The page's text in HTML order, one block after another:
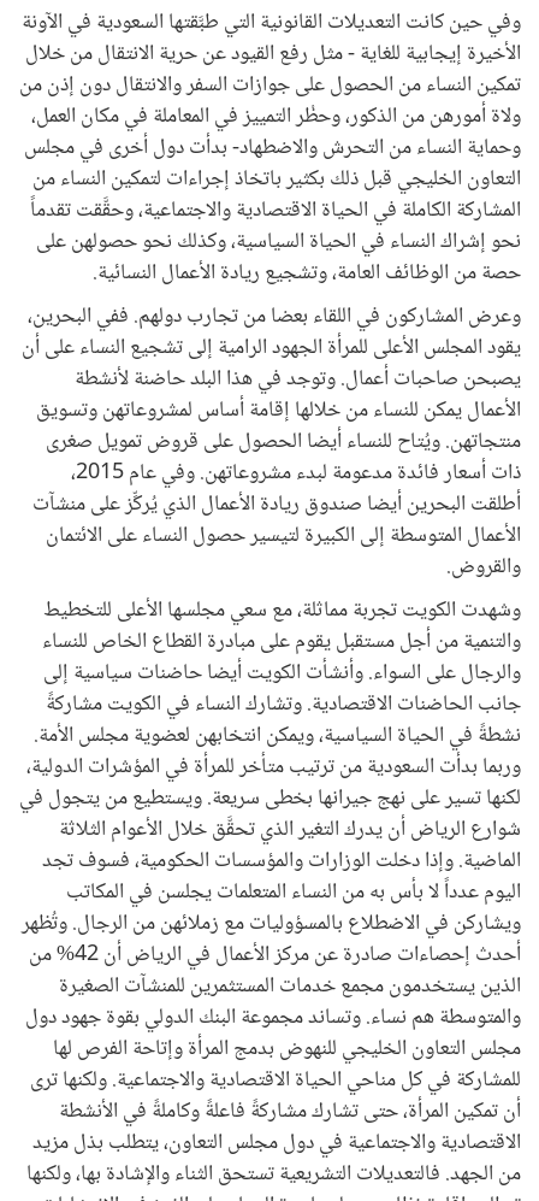
وفي حين كانت التعديلات القانونية التي طبَّقتها السعودية في الآونة
الأخيرة إيجابية للغاية - مثل رفع القيود عن حرية الانتقال من خلال
تمكين النساء من الحصول على جوازات السفر والانتقال دون إذن من
ولاة أمورهن من الذكور، وحظْر التمييز في المعاملة في مكان العمل،
وحماية النساء من التحرش والاضطهاد- بدأت دول أخرى في مجلس
التعاون الخليجي قبل ذلك بكثير باتخاذ إجراءات لتمكين النساء من
المشاركة الكاملة في الحياة الاقتصادية والاجتماعية، وحقَّقت تقدماً
نحو إشراك النساء في الحياة السياسية، وكذلك نحو حصولهن على
حصة من الوظائف العامة، وتشجيع ريادة الأعمال النسائية.
وعرض المشاركون في اللقاء بعضا من تجارب دولهم. ففي البحرين،
يقود المجلس الأعلى للمرأة الجهود الرامية إلى تشجيع النساء على أن
يصبحن صاحبات أعمال. وتوجد في هذا البلد حاضنة لأنشطة
الأعمال يمكن للنساء من خلالها إقامة أساس لمشروعاتهن وتسويق
منتجاتهن. ويُتاح للنساء أيضا الحصول على قروض تمويل صغرى
ذات أسعار فائدة مدعومة لبدء مشروعاتهن. وفي عام 2015،
أطلقت البحرين أيضا صندوق ريادة الأعمال الذي يُركِّز على منشآت
الأعمال المتوسطة إلى الكبيرة لتيسير حصول النساء على الائتمان
والقروض.
وشهدت الكويت تجربة مماثلة، مع سعي مجلسها الأعلى للتخطيط
والتنمية من أجل مستقبل يقوم على مبادرة القطاع الخاص للنساء
والرجال على السواء. وأنشأت الكويت أيضا حاضنات سياسية إلى
جانب الحاضنات الاقتصادية. وتشارك النساء في الكويت مشاركةً
نشطةً في الحياة السياسية، ويمكن انتخابهن لعضوية مجلس الأمة.
وربما بدأت السعودية من ترتيب متأخر للمرأة في المؤشرات الدولية،
لكنها تسير على نهج جيرانها بخطى سريعة. ويستطيع من يتجول في
شوارع الرياض أن يدرك التغير الذي تحقَّق خلال الأعوام الثلاثة
الماضية. وإذا دخلت الوزارات والمؤسسات الحكومية، فسوف تجد
اليوم عدداً لا بأس به من النساء المتعلمات يجلسن في المكاتب
ويشاركن في الاضطلاع بالمسؤوليات مع زملائهن من الرجال. وتُظهر
أحدث إحصاءات صادرة عن مركز الأعمال في الرياض أن 42% من
الذين يستخدمون مجمع خدمات المستثمرين للمنشآت الصغيرة
والمتوسطة هم نساء. وتساند مجموعة البنك الدولي بقوة جهود دول
مجلس التعاون الخليجي للنهوض بدمج المرأة وإتاحة الفرص لها
للمشاركة في كل مناحي الحياة الاقتصادية والاجتماعية. ولكنها ترى
أن تمكين المرأة، حتى تشارك مشاركةً فاعلةً وكاملةً في الأنشطة
الاقتصادية والاجتماعية في دول مجلس التعاون، يتطلب بذل مزيد
من الجهد. فالتعديلات التشريعية تستحق الثناء والإشادة بها، ولكنها